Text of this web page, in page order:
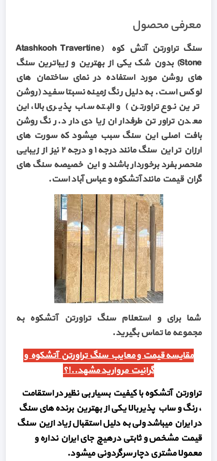
معرفی محصول
سنگ تراورتن آتش کوه (Atashkooh Travertine
Stone) بدون شک یکی از بهترین و زیباترین سنگ
های روشن مورد استفاده در نمای ساختمان های
لوکس است. به دلیل رنگ زمینه نسبتا سفید (روشن
ترین نوع تراورتن) و البته ساب پذیری بالا، این
معدن تراورتن طرفداران زیادی دارد. رنگ روشن
بافت اصلی این سنگ سبب میشود که سورت های
ارزان تر این سنگ مانند درجه ۱ و درجه ۲ نیز از زیبایی
منحصر بفرد برخوردار باشند و این خصیصه سنگ های
گران قیمت مانند آتشکوه و عباس آباد است.
شما برای و استعلام سنگ تراورتن آتشکوه به
مجموعه ما تماس بگیرید.
مقایسه قیمت و معایب سنگ تراورتن آتشکوه و
گرانیت مروارید مشهد..!؟
تراورتن آتشکوه با کیفیت بسیار بی نظیر در استقامت
، رنگ و ساب پذیر بالا یکی از بهترین برنده های سنگ
در ایران میباشد ولی به دلیل استقبال زیاد ازین سنگ
قیمت مشخص و ثابتی در هیچ جای ایران نداره و
معمولا مشتری دچار سرگردونی میشود.